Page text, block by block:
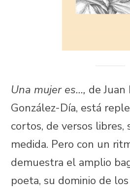
Una mujer es…, de Juan
González-Día, está
cortos, de versos libres,
medida. Pero con un
demuestra el amplio
poeta, su dominio de los